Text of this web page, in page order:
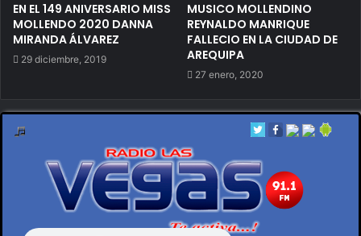
EN EL 149 ANIVERSARIO MISS
MOLLENDO 2020 DANNA
MIRANDA ÁLVAREZ
29 diciembre, 2019
MUSICO MOLLENDINO
REYNALDO MANRIQUE
FALLECIO EN LA CIUDAD DE
AREQUIPA
27 enero, 2020